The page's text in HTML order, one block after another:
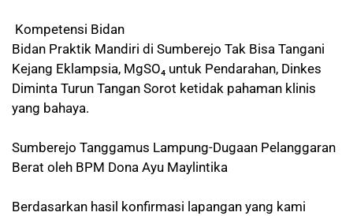
Kompetensi Bidan
Bidan Praktik Mandiri di Sumberejo Tak Bisa Tangani
Kejang Eklampsia, MgSO₄ untuk Pendarahan, Dinkes
Diminta Turun Tangan Sorot ketidak pahaman klinis
yang bahaya.
Sumberejo Tanggamus Lampung-Dugaan Pelanggaran
Berat oleh BPM Dona Ayu Maylintika
Berdasarkan hasil konfirmasi lapangan yang kami